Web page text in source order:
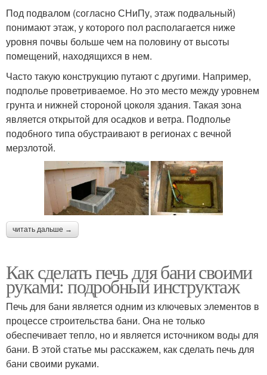
Под подвалом (согласно СНиПу, этаж подвальный)
понимают этаж, у которого пол располагается ниже
уровня почвы больше чем на половину от высоты
помещений, находящихся в нем.
Часто такую конструкцию путают с другими. Например,
подполье проветриваемое. Но это место между уровнем
грунта и нижней стороной цоколя здания. Такая зона
является открытой для осадков и ветра. Подполье
подобного типа обустраивают в регионах с вечной
мерзлотой.
читать дальше →
Как сделать печь для бани своими
руками: подробный инструктаж
Печь для бани является одним из ключевых элементов в
процессе строительства бани. Она не только
обеспечивает тепло, но и является источником воды для
бани. В этой статье мы расскажем, как сделать печь для
бани своими руками.